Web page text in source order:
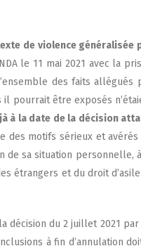
de vio­lence géné­ra­li­sée
le 11 mai 2021 avec la
des faits allé­gués
pour­rait être expo­sés
à la date de la déci­sion
des motifs sérieux et
de sa situa­tion
étran­gers et du droit
déci­sion du 2 juillet 2021
à fin d’annulation